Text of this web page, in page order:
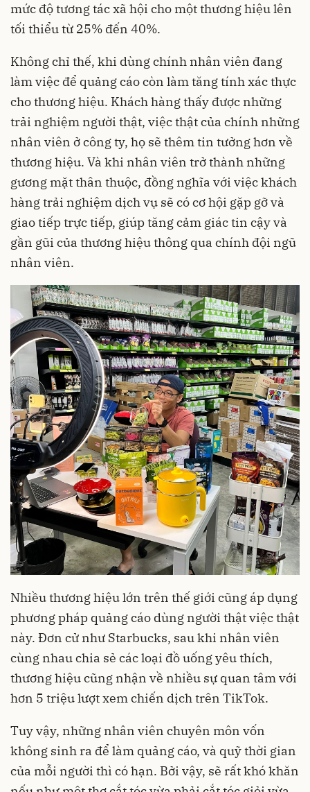
mức độ tương tác xã hội cho một thương hiệu lên
tối thiểu từ 25% đến 40%.
Không chỉ thế, khi dùng chính nhân viên đang
làm việc để quảng cáo còn làm tăng tính xác thực
cho thương hiệu. Khách hàng thấy được những
trải nghiệm người thật, việc thật của chính những
nhân viên ở công ty, họ sẽ thêm tin tưởng hơn về
thương hiệu. Và khi nhân viên trở thành những
gương mặt thân thuộc, đồng nghĩa với việc khách
hàng trải nghiệm dịch vụ sẽ có cơ hội gặp gỡ và
giao tiếp trực tiếp, giúp tăng cảm giác tin cậy và
gần gũi của thương hiệu thông qua chính đội ngũ
nhân viên.
Nhiều thương hiệu lớn trên thế giới cũng áp dụng
phương pháp quảng cáo dùng người thật việc thật
này. Đơn cử như Starbucks, sau khi nhân viên
cùng nhau chia sẻ các loại đồ uống yêu thích,
thương hiệu cũng nhận về nhiều sự quan tâm với
hơn 5 triệu lượt xem chiến dịch trên TikTok.
Tuy vậy, những nhân viên chuyên môn vốn
không sinh ra để làm quảng cáo, và quỹ thời gian
của mỗi người thì có hạn. Bởi vậy, sẽ rất khó khăn